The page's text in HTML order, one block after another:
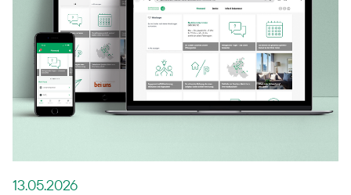
13.05.2026